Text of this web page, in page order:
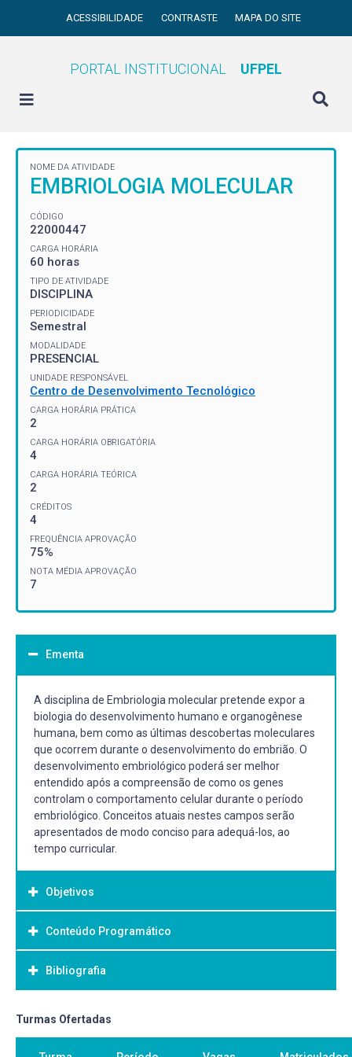
ACESSIBILIDADE CONTRASTE MAPA DO SITE
PORTAL INSTITUCIONAL UFPEL
NOME DA ATIVIDADE
EMBRIOLOGIA MOLECULAR
CÓDIGO
22000447
CARGA HORÁRIA
60 horas
TIPO DE ATIVIDADE
DISCIPLINA
PERIODICIDADE
Semestral
MODALIDADE
PRESENCIAL
UNIDADE RESPONSÁVEL
Centro de Desenvolvimento Tecnológico
CARGA HORÁRIA PRÁTICA
2
CARGA HORÁRIA OBRIGATÓRIA
4
CARGA HORÁRIA TEÓRICA
2
CRÉDITOS
4
FREQUÊNCIA APROVAÇÃO
75%
NOTA MÉDIA APROVAÇÃO
7
Ementa
A disciplina de Embriologia molecular pretende expor a
biologia do desenvolvimento humano e organogênese
humana, bem como as últimas descobertas moleculares
que ocorrem durante o desenvolvimento do embrião. O
desenvolvimento embriológico poderá ser melhor
entendido após a compreensão de como os genes
controlam o comportamento celular durante o período
embriológico. Conceitos atuais nestes campos serão
apresentados de modo conciso para adequá-los, ao
tempo curricular.
Objetivos
Objetivo Geral:
Gerais: Transmitir informações fundamentais de forma
clara e atualizada. Exercitar o raciocínio do aluno com a
para o aprimoramento do pensamento científico. Tornar
Conteúdo Programático
Bibliografia
Bibliografia Básica:
SADLER, T. W. Langman Embriologia médica. 14. Rio de
Turmas Ofertadas